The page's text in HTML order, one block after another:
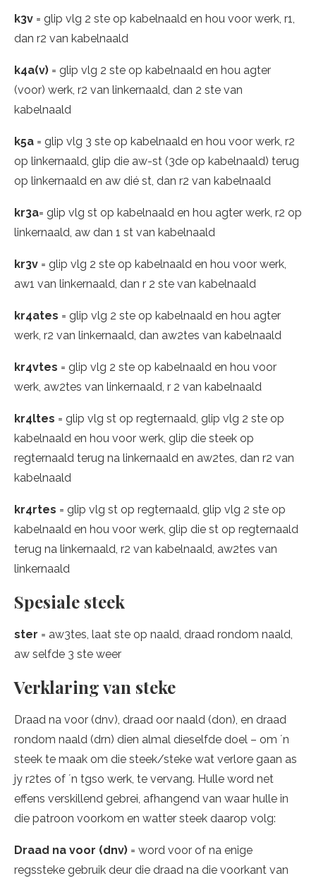
k3v = glip vlg 2 ste op kabelnaald en hou voor werk, r1,
dan r2 van kabelnaald
k4a(v) = glip vlg 2 ste op kabelnaald en hou agter
(voor) werk, r2 van linkernaald, dan 2 ste van
kabelnaald
k5a = glip vlg 3 ste op kabelnaald en hou voor werk, r2
op linkernaald, glip die aw-st (3de op kabelnaald) terug
op linkernaald en aw dié st, dan r2 van kabelnaald
kr3a= glip vlg st op kabelnaald en hou agter werk, r2 op
linkernaald, aw dan 1 st van kabelnaald
kr3v = glip vlg 2 ste op kabelnaald en hou voor werk,
aw1 van linkernaald, dan r 2 ste van kabelnaald
kr4ates = glip vlg 2 ste op kabelnaald en hou agter
werk, r2 van linkernaald, dan aw2tes van kabelnaald
kr4vtes = glip vlg 2 ste op kabelnaald en hou voor
werk, aw2tes van linkernaald, r 2 van kabelnaald
kr4ltes = glip vlg st op regternaald, glip vlg 2 ste op
kabelnaald en hou voor werk, glip die steek op
regternaald terug na linkernaald en aw2tes, dan r2 van
kabelnaald
kr4rtes = glip vlg st op regternaald, glip vlg 2 ste op
kabelnaald en hou voor werk, glip die st op regternaald
terug na linkernaald, r2 van kabelnaald, aw2tes van
linkernaald
Spesiale steek
ster = aw3tes, laat ste op naald, draad rondom naald,
aw selfde 3 ste weer
Verklaring van steke
Draad na voor (dnv), draad oor naald (don), en draad
rondom naald (drn) dien almal dieselfde doel – om ´n
steek te maak om die steek/steke wat verlore gaan as
jy r2tes of ´n tgso werk, te vervang. Hulle word net
effens verskillend gebrei, afhangend van waar hulle in
die patroon voorkom en watter steek daarop volg:
Draad na voor (dnv) = word voor of na enige
regssteke gebruik deur die draad na die voorkant van